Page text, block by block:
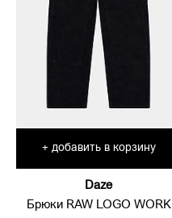
+ добавить в корзину
Daze
Брюки RAW LOGO WORK